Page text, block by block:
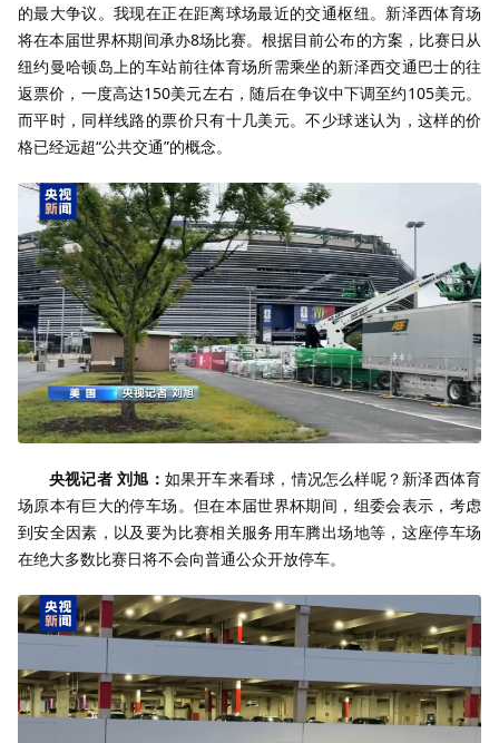
的最大争议。我现在正在距离球场最近的交通枢纽。新泽西体育场
将在本届世界杯期间承办8场比赛。根据目前公布的方案，比赛日从
纽约曼哈顿岛上的车站前往体育场所需乘坐的新泽西交通巴士的往
返票价，一度高达150美元左右，随后在争议中下调至约105美元。
而平时，同样线路的票价只有十几美元。不少球迷认为，这样的价
格已经远超“公共交通”的概念。
央视记者 刘旭： 如果开车来看球，情况怎么样呢？新泽西体育
场原本有巨大的停车场。但在本届世界杯期间，组委会表示，考虑
到安全因素，以及要为比赛相关服务用车腾出场地等，这座停车场
在绝大多数比赛日将不会向普通公众开放停车。